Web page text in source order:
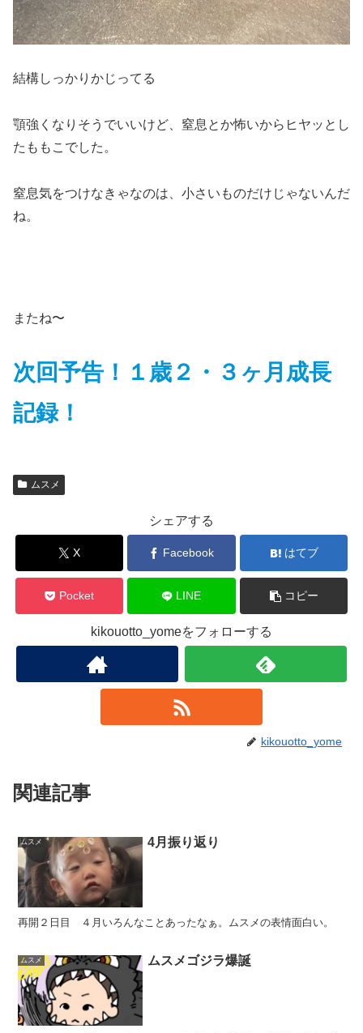
結構しっかりかじってる
顎強くなりそうでいいけど、窒息とか怖いからヒヤッとし
たももこでした。
窒息気をつけなきゃなのは、小さいものだけじゃないんだ
ね。
またね〜
次回予告！１歳２・３ヶ月成長
記録！
ムスメ
シェアする
X Facebook はてブ
Pocket LINE コピー
kikouotto_yomeをフォローする
kikouotto_yome
関連記事
ムスメ 4月振り返り
再開２日目 ４月いろんなことあったなぁ。ムスメの表情面白い。
ムスメ ムスメゴジラ爆誕